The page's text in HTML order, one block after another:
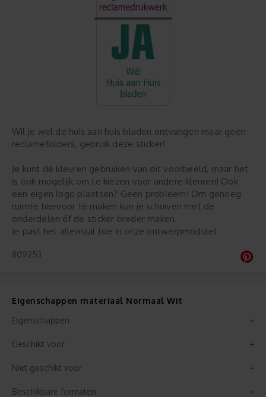
Wil je wel de huis aan huis bladen ontvangen maar geen
reclamefolders, gebruik deze sticker!
Je kunt de kleuren gebruiken van dit voorbeeld, maar het
is ook mogelijk om te kiezen voor andere kleuren! Ook
een eigen logo plaatsen? Geen probleem! Om genoeg
ruimte hiervoor te maken kun je schuiven met de
onderdelen óf de sticker breder maken.
Je past het allemaal toe in onze ontwerpmodule!
809253
Eigenschappen materiaal Normaal Wit
Eigenschappen
Geschikt voor
Niet geschikt voor
Beschikbare formaten